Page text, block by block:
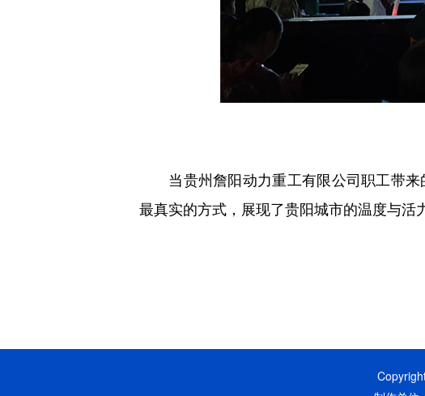
当贵州詹阳动力重工有限公司职工带来
最真实的方式，展现了贵阳城市的温度与活